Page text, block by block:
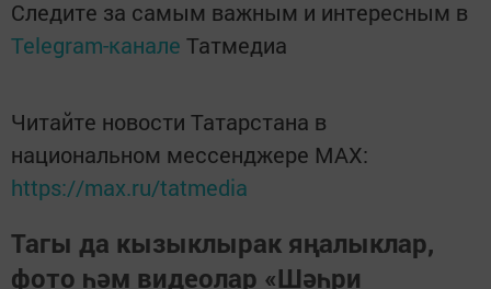
Следите за самым важным и интересным в
Telegram-канале Татмедиа
Читайте новости Татарстана в
национальном мессенджере MАХ:
https://max.ru/tatmedia
Тагы да кызыклырак яңалыклар,
фото һәм видеолар «Шәһри